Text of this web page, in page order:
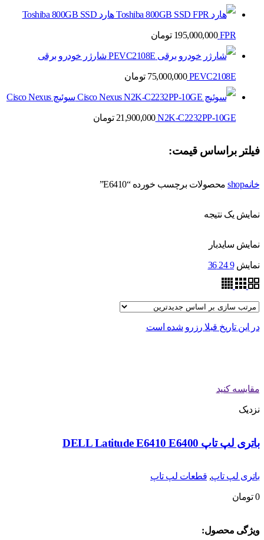
هارد Toshiba 800GB SSD
FPR
195,000,000 تومان
شارژر خودرو برقی
PEVC2108E
75,000,000 تومان
سوئیچ Cisco Nexus
N2K-C2232PP-10GE
21,900,000 تومان
فیلتر براساس قیمت:
خانهshop محصولات برچسب خورده “E6410”
نمایش یک نتیجه
نمایش سایدبار
نمایش 9
24
36
در این تاریخ قبلا رزرو شده است
مقایسه کنید
نزدیک
باتری لپ تاپ DELL Latitude E6410 E6400
باتری لپ تاپ, قطعات لپ تاپ
0 تومان
ویژگی محصول: